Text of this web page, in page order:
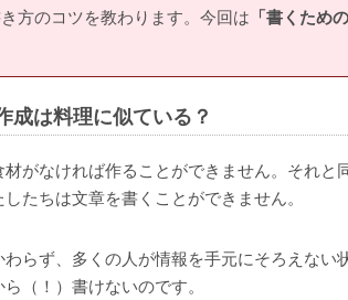
方のコツを教わります。今回は 「書くため
成は料理に似ている？
材がなければ作ることができません。それと
したちは文章を書くことができません。
わらず、多くの人が情報を手元にそろえない
（！）書けないのです。